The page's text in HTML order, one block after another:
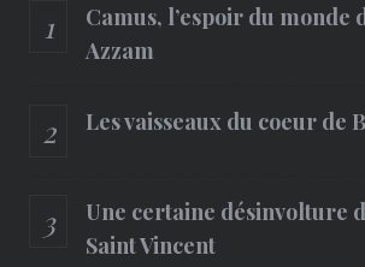
Camus, l’espoir du monde
Azzam
Les vaisseaux du coeur de
Une certaine désinvolture
Saint Vincent